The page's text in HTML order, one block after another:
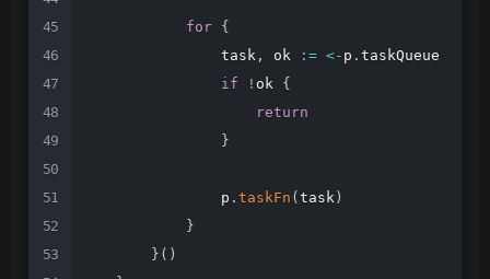
for {
task , ok := <- p . taskQueue
if
! ok {
return
}
p . taskFn ( task )
}
} ( )